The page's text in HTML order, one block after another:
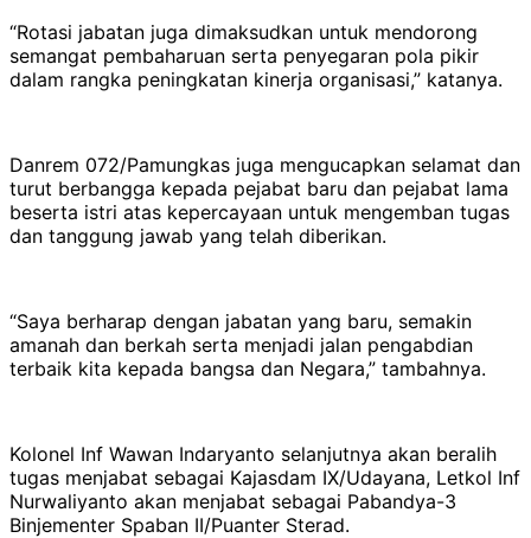
“Rotasi jabatan juga dimaksudkan untuk mendorong
semangat pembaharuan serta penyegaran pola pikir
dalam rangka peningkatan kinerja organisasi,” katanya.
Danrem 072/Pamungkas juga mengucapkan selamat dan
turut berbangga kepada pejabat baru dan pejabat lama
beserta istri atas kepercayaan untuk mengemban tugas
dan tanggung jawab yang telah diberikan.
“Saya berharap dengan jabatan yang baru, semakin
amanah dan berkah serta menjadi jalan pengabdian
terbaik kita kepada bangsa dan Negara,” tambahnya.
Kolonel Inf Wawan Indaryanto selanjutnya akan beralih
tugas menjabat sebagai Kajasdam IX/Udayana, Letkol Inf
Nurwaliyanto akan menjabat sebagai Pabandya-3
Binjementer Spaban II/Puanter Sterad.